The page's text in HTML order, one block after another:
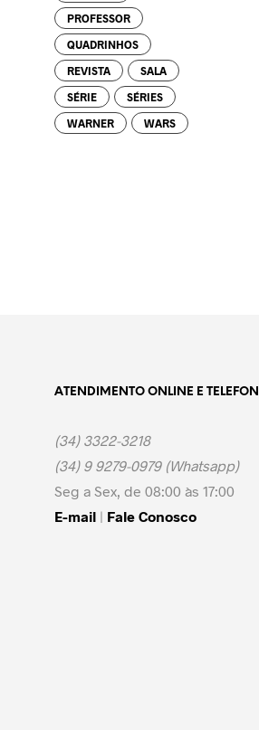
PROFESSOR
QUADRINHOS
REVISTA SALA
SÉRIE SÉRIES
WARNER WARS
ATENDIMENTO ONLINE E
(34) 3322-3218
(34) 9 9279-0979 (Whatsapp)
Seg a Sex, de 08:00 às 17:00
E-mail | Fale Conosco